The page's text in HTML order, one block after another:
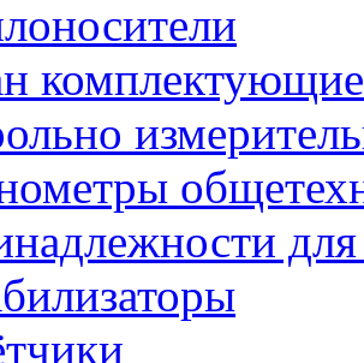
комплектующие